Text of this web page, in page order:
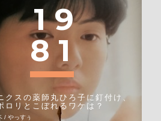
1 9
8 1
クスの薬師丸ひろ子に釘付け、
ロリとこぼれるワケは？
/ やっすぅ